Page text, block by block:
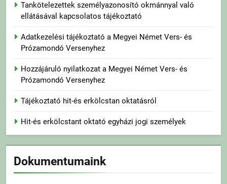
Tankötelezettek személyazonosító okmánnyal való
ellátásával kapcsolatos tájékoztató
Adatkezelési tájékoztató a Megyei Német Vers- és
Prózamondó Versenyhez
Hozzájáruló nyilatkozat a Megyei Német Vers- és
Prózamondó Versenyhez
Tájékoztató hit-és erkölcstan oktatásról
Hit-és erkölcstant oktató egyházi jogi személyek
Dokumentumaink